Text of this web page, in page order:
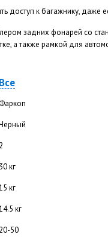
доступ к багажнику, даже
задних фонарей со
а также рамкой для
Все
2
30 кг
кг
кг
20-50